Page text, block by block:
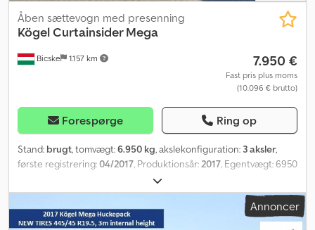
Bicske 1.157 km
Åben sættevogn med presenning
KögelCurtainsider Mega
7.950 €
Fast pris plus moms
(10.096 € brutto)
Forespørge Ring op
Stand: brugt, tomvægt:6.950 kg, akslekonfiguration: 3 aksler,
første registrering:04/2017 , Produktionsår: 2017 , Egentvægt: 6950
kg. Se en oversigt over alle tilgængelige køretøjer på vores
hjemmeside. Har du brug for finansiering? Vi tilbyder individuelle
finansieringsløsninger, komplette serviceaftaler og
telematikydelser. Vi står gerne til rådighed for en personlig
Annoncer